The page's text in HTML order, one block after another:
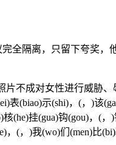
隔离，只留下夸奖，
不成对女性进行威胁
示(shi)，(，)该
(he)挂(gua)钩(gou)，(
(，)我(wo)们(men)比